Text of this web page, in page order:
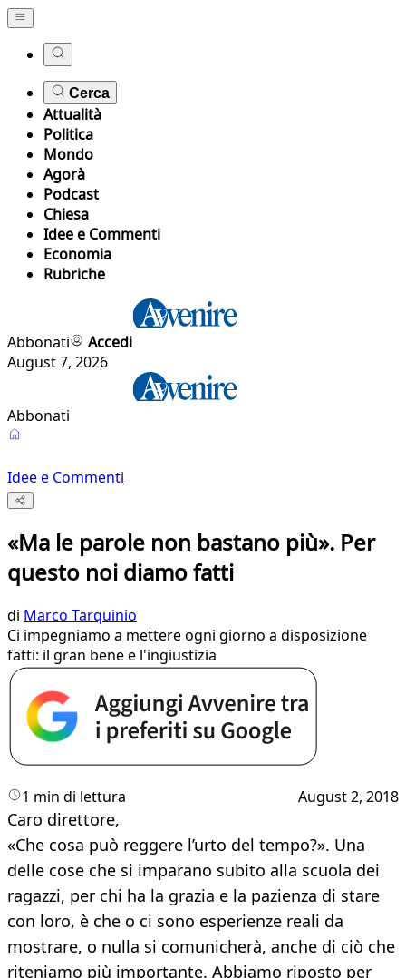
Cerca
Attualità
Politica
Mondo
Agorà
Podcast
Chiesa
Idee e Commenti
Economia
Rubriche
Abbonati
Accedi
August 7, 2026
Abbonati
Idee e Commenti
«Ma le parole non bastano più». Per
questo noi diamo fatti
di Marco Tarquinio
Ci impegniamo a mettere ogni giorno a disposizione
fatti: il gran bene e l'ingiustizia
1 min di lettura August 2, 2018
Caro direttore,
«Che cosa può reggere l’urto del tempo?». Una
delle cose che si imparano subito alla scuola dei
ragazzi, per chi ha la grazia e la pazienza di stare
con loro, è che o ci sono esperienze reali da
mostrare, o nulla si comunicherà, anche di ciò che
riteniamo più importante. Abbiamo riposto per